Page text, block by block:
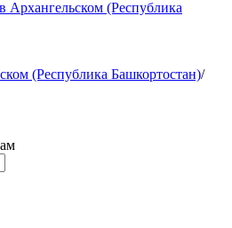
Архангельском (Республика
(Республика Башкортостан)/